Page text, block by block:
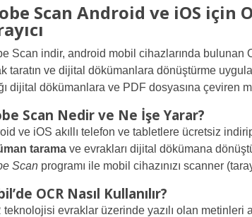
Scan Android ve iOS için
Scan indir, android mobil cihazlarında bulunan
taratın ve dijital dökümanlara dönüştürme
dijital dökümanlara ve PDF dosyasına çeviren
Scan Nedir ve Ne İşe Yarar?
ve iOS akıllı telefon ve tabletlere ücretsiz
tarama ve evrakları dijital dökümana
Scan programı ile mobil cihazınızı scanner
OCR Nasıl Kullanılır?
teknolojisi evraklar üzerinde yazılı olan metinleri